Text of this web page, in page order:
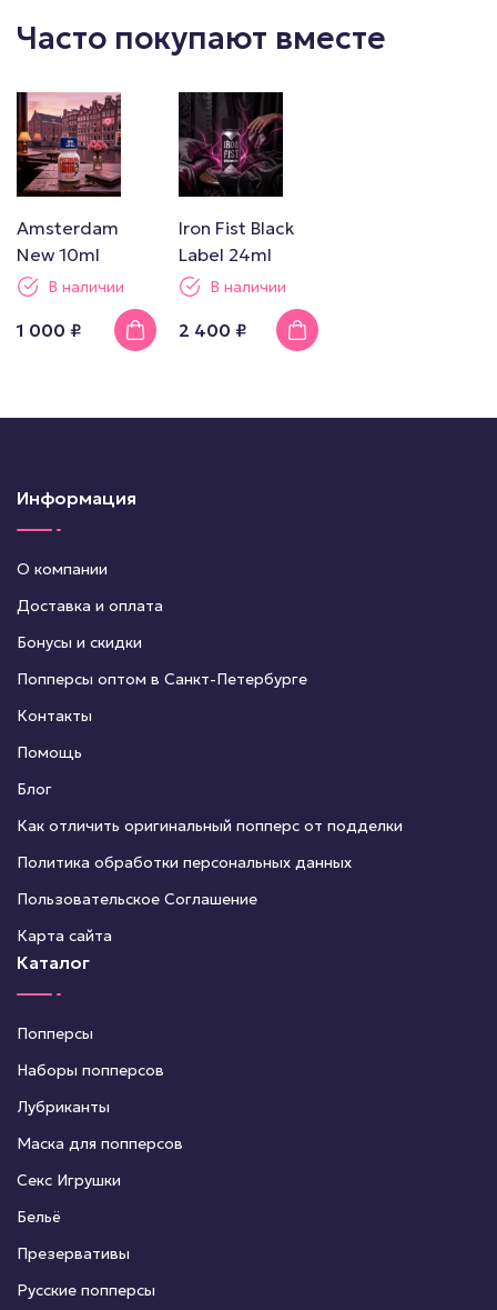
Часто покупают вместе
Amsterdam
New 10ml
В наличии
1 000 ₽
Iron Fist Black
Label 24ml
В наличии
2 400 ₽
Информация
О компании
Доставка и оплата
Бонусы и скидки
Попперсы оптом в Санкт-Петербурге
Контакты
Помощь
Блог
Как отличить оригинальный попперс от подделки
Политика обработки персональных данных
Пользовательское Соглашение
Карта сайта
Каталог
Попперсы
Наборы попперсов
Лубриканты
Маска для попперсов
Секс Игрушки
Бельё
Презервативы
Русские попперсы